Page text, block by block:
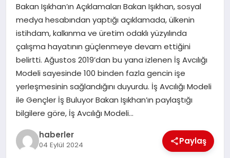
EKONOMI
MAGAZIN
EĞITIM
Bakan Işıkhan’ın Açıklamaları Bakan Işıkhan, sosyal
medya hesabından yaptığı açıklamada, ülkenin
istihdam, kalkınma ve üretim odaklı yüzyılında
çalışma hayatının güçlenmeye devam ettiğini
belirtti. Ağustos 2019’dan bu yana izlenen İş Avcılığı
Modeli sayesinde 100 binden fazla gencin işe
yerleşmesinin sağlandığını duyurdu. İş Avcılığı Modeli
ile Gençler İş Buluyor Bakan Işıkhan’ın paylaştığı
bilgilere göre, İş Avcılığı Modeli…
haberler
04 Eylül 2024 Paylaş